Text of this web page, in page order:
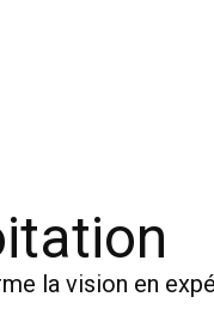
la vision en